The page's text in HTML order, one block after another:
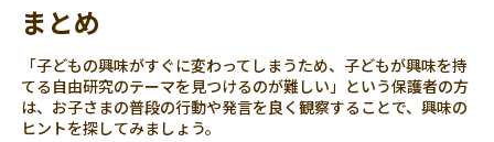
まとめ
「子どもの興味がすぐに変わってしまうため、子どもが興味を持
てる自由研究のテーマを見つけるのが難しい」という保護者の方
は、お子さまの普段の行動や発言を良く観察することで、興味の
ヒントを探してみましょう。